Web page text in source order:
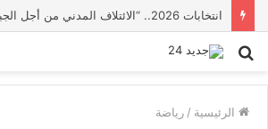
بحث
الرئيسية / رياضة